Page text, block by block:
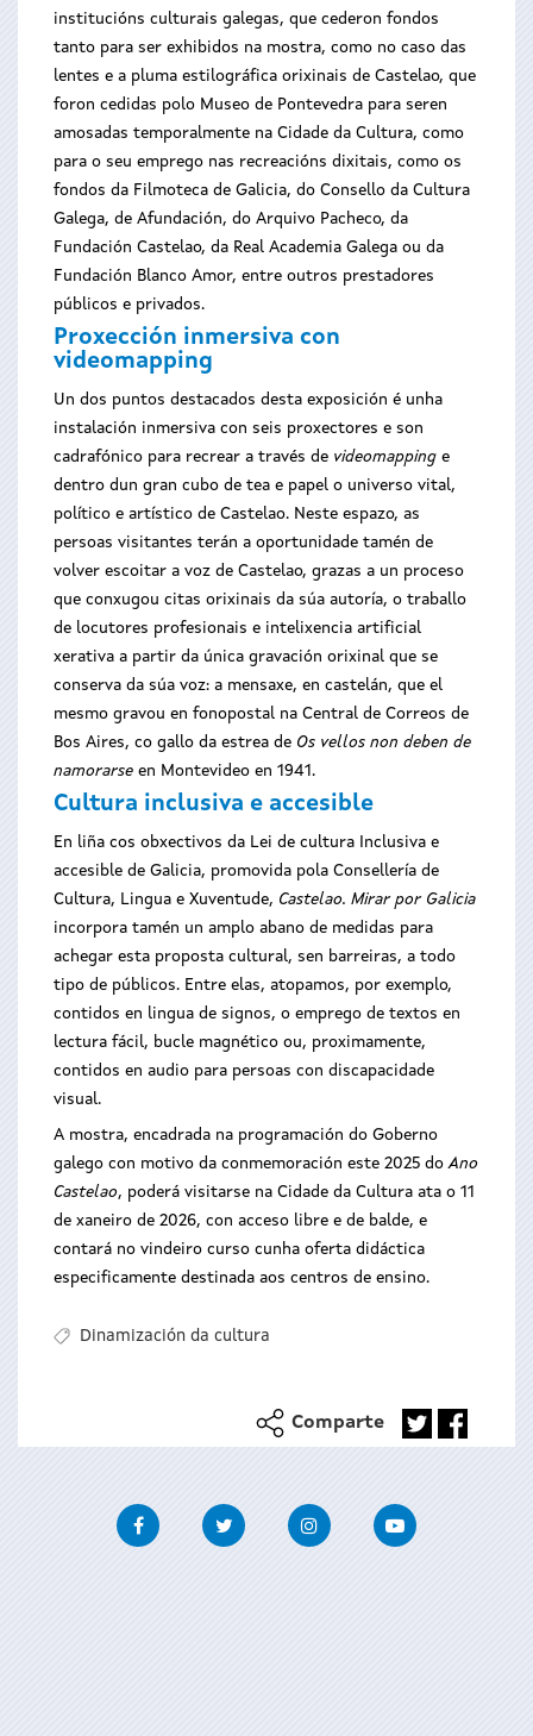
institucións culturais galegas, que cederon fondos
tanto para ser exhibidos na mostra, como no caso das
lentes e a pluma estilográfica orixinais de Castelao, que
foron cedidas polo Museo de Pontevedra para seren
amosadas temporalmente na Cidade da Cultura, como
para o seu emprego nas recreacións dixitais, como os
fondos da Filmoteca de Galicia, do Consello da Cultura
Galega, de Afundación, do Arquivo Pacheco, da
Fundación Castelao, da Real Academia Galega ou da
Fundación Blanco Amor, entre outros prestadores
públicos e privados.
Proxección inmersiva con
videomapping
Un dos puntos destacados desta exposición é unha
instalación inmersiva con seis proxectores e son
cadrafónico para recrear a través de videomapping e
dentro dun gran cubo de tea e papel o universo vital,
político e artístico de Castelao. Neste espazo, as
persoas visitantes terán a oportunidade tamén de
volver escoitar a voz de Castelao, grazas a un proceso
que conxugou citas orixinais da súa autoría, o traballo
de locutores profesionais e intelixencia artificial
xerativa a partir da única gravación orixinal que se
conserva da súa voz: a mensaxe, en castelán, que el
mesmo gravou en fonopostal na Central de Correos de
Bos Aires, co gallo da estrea de Os vellos non deben de
namorarse en Montevideo en 1941.
Cultura inclusiva e accesible
En liña cos obxectivos da Lei de cultura Inclusiva e
accesible de Galicia, promovida pola Consellería de
Cultura, Lingua e Xuventude, Castelao. Mirar por Galicia
incorpora tamén un amplo abano de medidas para
achegar esta proposta cultural, sen barreiras, a todo
tipo de públicos. Entre elas, atopamos, por exemplo,
contidos en lingua de signos, o emprego de textos en
lectura fácil, bucle magnético ou, proximamente,
contidos en audio para persoas con discapacidade
visual.
A mostra, encadrada na programación do Goberno
galego con motivo da conmemoración este 2025 doAno
Castelao, poderá visitarse na Cidade da Cultura ata o 11
de xaneiro de 2026, con acceso libre e de balde, e
contará no vindeiro curso cunha oferta didáctica
especificamente destinada aos centros de ensino.
Dinamización da cultura
Comparte
FacebookTwitter InstagramYoutube